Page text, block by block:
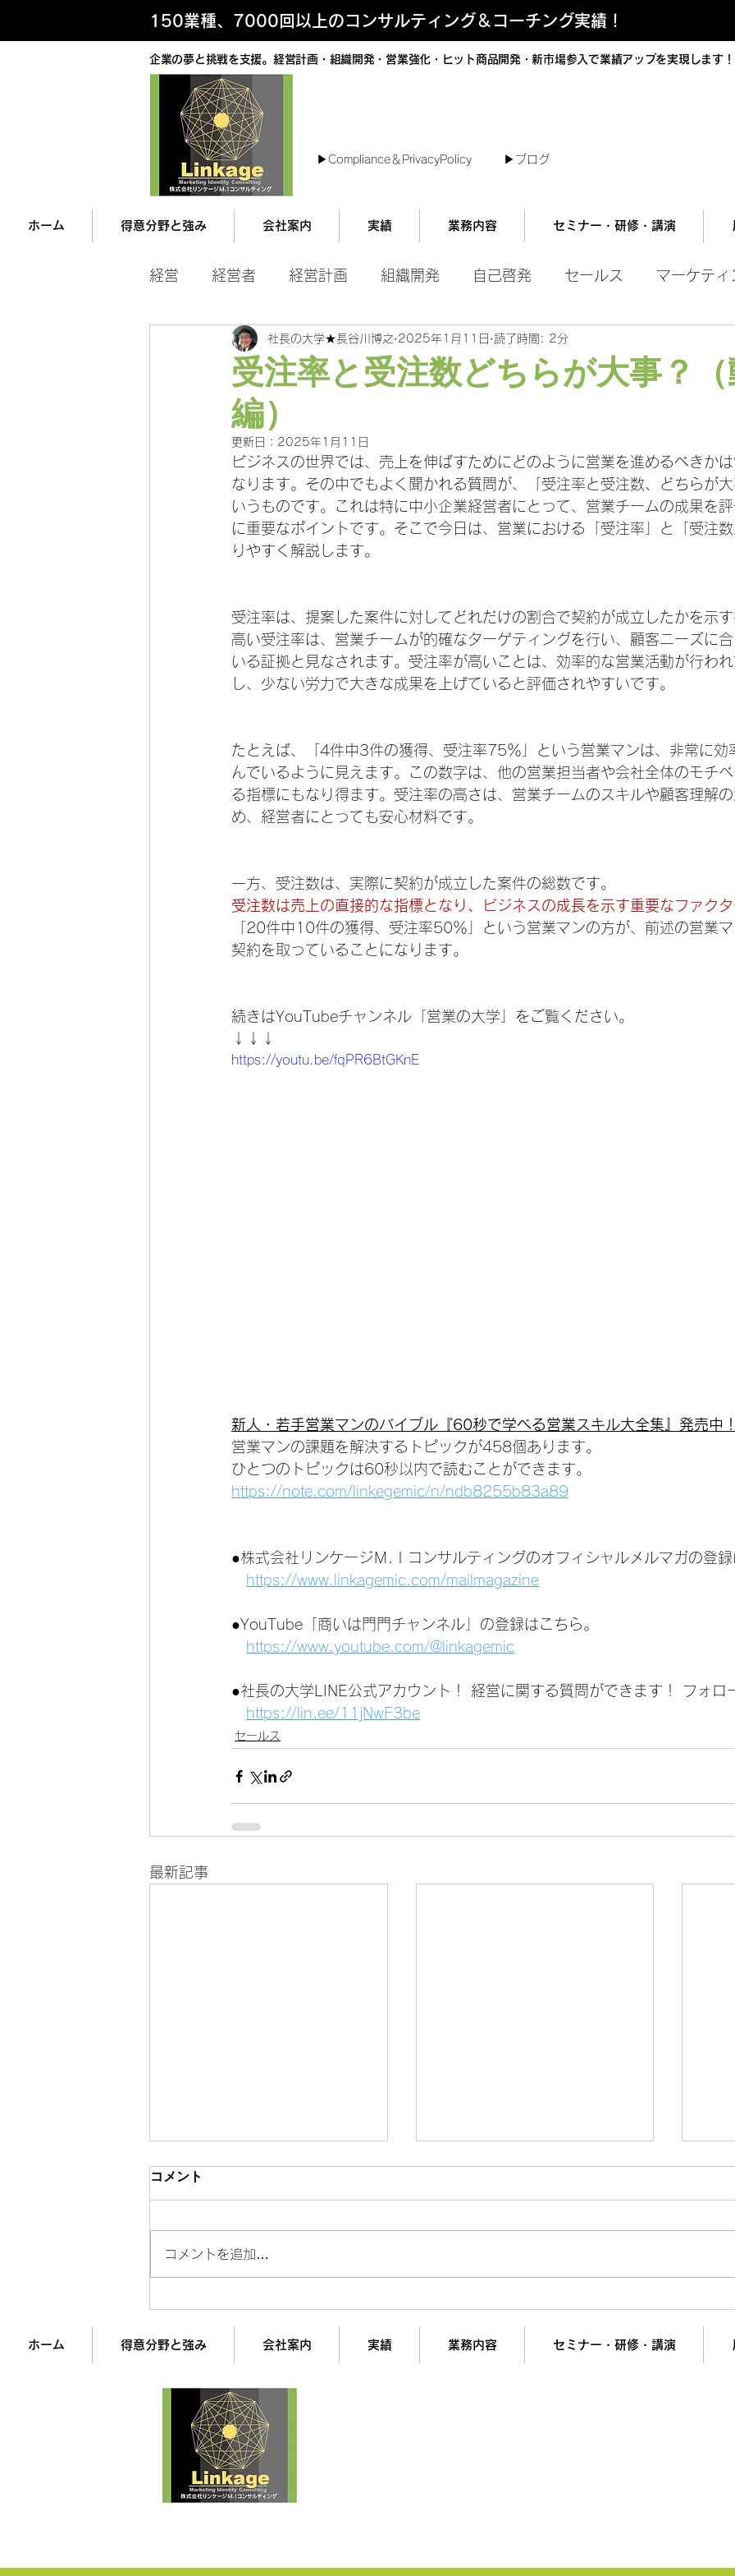
150業種、7000回以上のコンサルティング＆コーチング実績！
企業の夢と挑戦を支援。経営計画・組織開発・営業強化・ヒット商品開発・新市場参入で業績アップを実現します
▶︎Compliance＆PrivacyPolicy ▶︎ブログ
ホーム 得意分野と強み 会社案内 実績 業務内容 セミナー・研修・講演
経営 経営者 経営計画 組織開発 自己啓発 セールス マーケティ
マネジメント 営業ツール
受注率と受注数どちらが大事？
編）
社長の大学★長谷川博之 2025年1月11日 読了時間: 2分
更新日： 2025年1月11日
ビジネスの世界では、売上を伸ばすためにどのように営業を進めるべきか
なります。その中でもよく聞かれる質問が、「受注率と受注数、どちらが
いうものです。これは特に中小企業経営者にとって、営業チームの成果を
に重要なポイントです。そこで今日は、営業における「受注率」と「受注
りやすく解説します。
受注率は、提案した案件に対してどれだけの割合で契約が成立したかを示
高い受注率は、営業チームが的確なターゲティングを行い、顧客ニーズに
いる証拠と見なされます。受注率が高いことは、効率的な営業活動が行わ
し、少ない労力で大きな成果を上げていると評価されやすいです。
たとえば、「4件中3件の獲得、受注率75％」という営業マンは、非常に効
んでいるように見えます。この数字は、他の営業担当者や会社全体のモチ
る指標にもなり得ます。受注率の高さは、営業チームのスキルや顧客理解
め、経営者にとっても安心材料です。
一方、受注数は、実際に契約が成立した案件の総数です。
受注数は売上の直接的な指標となり、ビジネスの成長を示す重要なファク
「20件中10件の獲得、受注率50％」という営業マンの方が、前述の営業
契約を取っていることになります。
続きはYouTubeチャンネル「営業の大学」をご覧ください。
↓↓↓
https://youtu.be/fqPR6BtGKnE
新人・若手営業マンのバイブル『60秒で学べる営業スキル大全集』発売中
営業マンの課題を解決するトピックが458個あります。
ひとつのトピックは60秒以内で読むことができます。
https://note.com/linkegemic/n/ndb8255b83a89
●株式会社リンケージＭ.Ｉコンサルティングのオフィシャルメルマガの登
https://www.linkagemic.com/mailmagazine
●YouTube「商いは門門チャンネル」の登録はこちら。
https://www.youtube.com/@linkagemic
●社長の大学LINE公式アカウント！ 経営に関する質問ができます！ フォロ
https://lin.ee/11jNwF3be
セールス
最新記事
「チャレンジャー型営業」の
全貌
「信頼される営業」の決定的
な違い
「
な
コメント
コメントを追加…
ホーム 得意分野と強み 会社案内 実績 業務内容 セミナー・研修・講演